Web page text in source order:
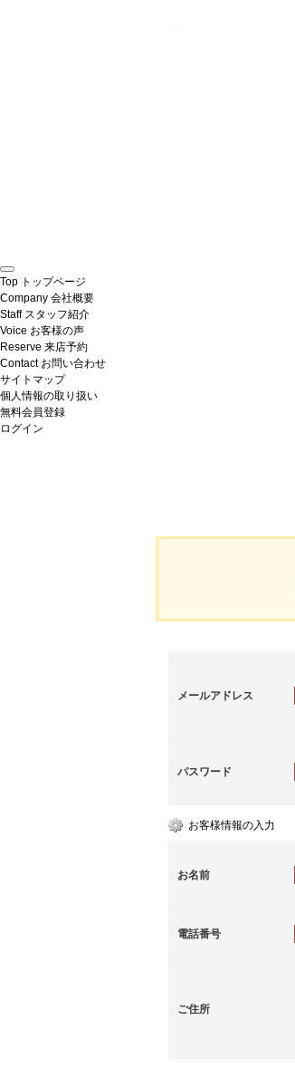
Top トップページ
Company 会社概要
Staff スタッフ紹介
Voice お客様の声
Reserve 来店予約
Contact お問い合わせ
サイトマップ
個人情報の取り扱い
無料会員登録
ログイン
メールアドレス
パスワード
お客様情報の入力
お名前
電話番号
ご住所